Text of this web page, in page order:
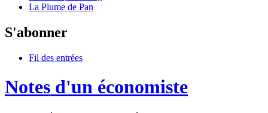
La Plume de Pan
S'abonner
Fil des entrées
Notes d'un économiste